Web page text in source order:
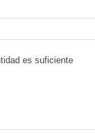
es suficiente